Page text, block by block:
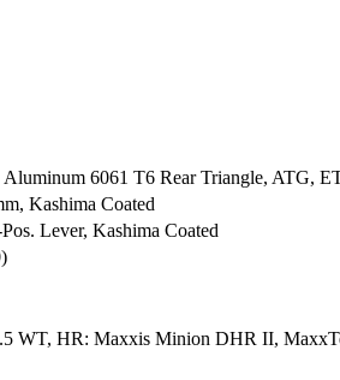
6061 T6 Rear Triangle, ATG,
Kashima Coated
Lever, Kashima Coated
WT, HR: Maxxis Minion DHR II,